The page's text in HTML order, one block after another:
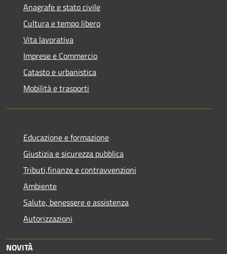
Anagrafe e stato civile
Cultura e tempo libero
Vita lavorativa
Imprese e Commercio
Catasto e urbanistica
Mobilità e trasporti
Educazione e formazione
Giustizia e sicurezza pubblica
Tributi,finanze e contravvenzioni
Ambiente
Salute, benessere e assistenza
Autorizzazioni
NOVITÀ